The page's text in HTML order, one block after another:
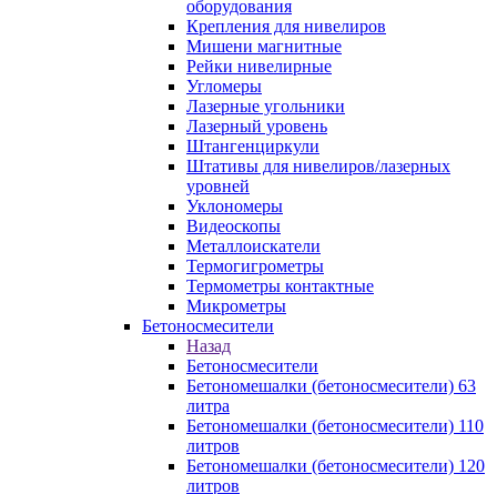
оборудования
Крепления для нивелиров
Мишени магнитные
Рейки нивелирные
Угломеры
Лазерные угольники
Лазерный уровень
Штангенциркули
Штативы для нивелиров/лазерных
уровней
Уклономеры
Видеоскопы
Металлоискатели
Термогигрометры
Термометры контактные
Микрометры
Бетоносмесители
Назад
Бетоносмесители
Бетономешалки (бетоносмесители) 63
литра
Бетономешалки (бетоносмесители) 110
литров
Бетономешалки (бетоносмесители) 120
литров